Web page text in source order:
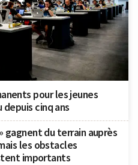
pour les jeunes
cinq ans
gagnent du terrain auprès
les obstacles
importants